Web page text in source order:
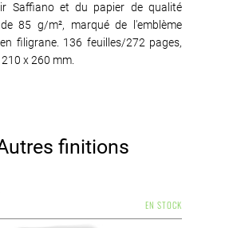
Saffiano et du papier de qualité
85 g/m², marqué de l'emblème
filigrane. 136 feuilles/272 pages,
x 260 mm.
finitions
EN STOCK